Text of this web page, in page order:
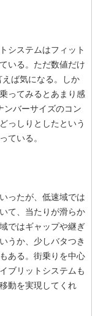
システムはフィット
いる。ただ数値だけ
ば気になる。しか
ってみるとあまり感
ンバーサイズのコン
っしりとしたという
ている。
ったが、低速域では
て、当たりが滑らか
ではギャップや継ぎ
うか、少しバタつき
ある。街乗りを中心
ブリットシステムも
動を実現してくれ